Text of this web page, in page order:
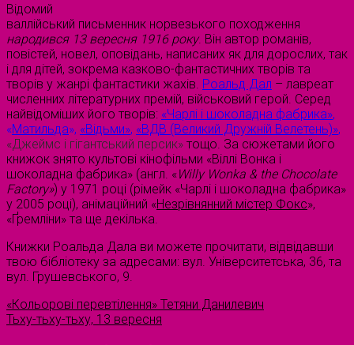
Відомий
валлійський письменник норвезького походження
народився 13 вересня 1916 року. Він автор романів,
повістей, новел, оповідань, написаних як для дорослих, так
і для дітей, зокрема казково-фантастичних творів та
творів у жанрі фантастики жахів. Роальд Дал – лавреат
численних літературних премій, військовий герой. Серед
найвідоміших його творів: «Чарлі і шоколадна фабрика»,
«Матильда», «Відьми», «ВДВ (Великий Дружній Велетень)»,
«Джеймс і гігантський персик» тощо. За сюжетами його
книжок знято культові кінофільми «Віллі Вонка і
шоколадна фабрика» (англ. «Willy Wonka & the Chocolate
Factory») у 1971 році (рімейк «Чарлі і шоколадна фабрика»
у 2005 році), анімаційний «Незрівнянний містер Фокс»,
«Ґремліни» та ще декілька.
Книжки Роальда Дала ви можете прочитати, відвідавши
твою бібліотеку за адресами: вул. Університетська, 36, та
вул. Грушевського, 9.
«Кольорові перевтілення» Тетяни Данилевич
Тьху-тьху-тьху, 13 вересня